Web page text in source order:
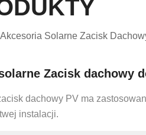
Akcesoria Solarne Zacisk
Zacisk dachowy
dachowy PV ma
instalacji.